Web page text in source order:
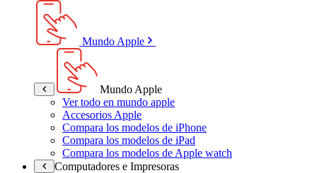
Mundo Apple
Mundo Apple
Ver todo en mundo apple
Accesorios Apple
Compara los modelos de iPhone
Compara los modelos de iPad
Compara los modelos de Apple watch
Computadores e Impresoras